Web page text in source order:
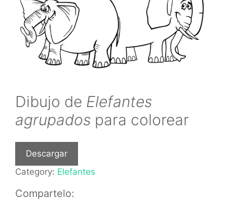
Dibujo de Elefantes
agrupados para colorear
Descargar
Category: Elefantes
Compartelo: